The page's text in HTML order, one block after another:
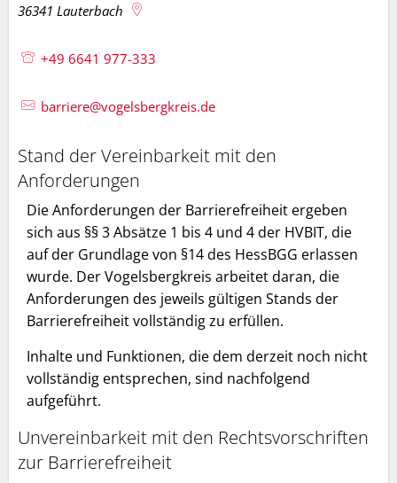
36341 Lauterbach
+49 6641 977-333
barriere@vogelsbergkreis.de
Stand der Vereinbarkeit mit den
Anforderungen
Die Anforderungen der Barrierefreiheit ergeben
sich aus §§ 3 Absätze 1 bis 4 und 4 der HVBIT, die
auf der Grundlage von §14 des HessBGG erlassen
wurde. Der Vogelsbergkreis arbeitet daran, die
Anforderungen des jeweils gültigen Stands der
Barrierefreiheit vollständig zu erfüllen.
Inhalte und Funktionen, die dem derzeit noch nicht
vollständig entsprechen, sind nachfolgend
aufgeführt.
Unvereinbarkeit mit den Rechtsvorschriften
zur Barrierefreiheit